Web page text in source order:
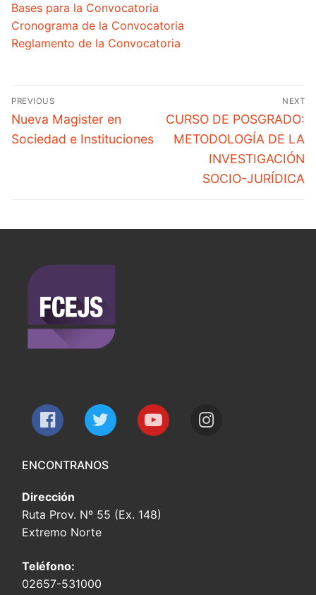
Bases para la Convocatoria
Cronograma de la Convocatoria
Reglamento de la Convocatoria
PREVIOUS
Nueva Magister en
Sociedad e Instituciones
NEXT
CURSO DE POSGRADO:
METODOLOGÍA DE LA
INVESTIGACIÓN
SOCIO-JURÍDICA
ENCONTRANOS
Dirección
Ruta Prov. Nº 55 (Ex. 148)
Extremo Norte
Teléfono:
02657-531000